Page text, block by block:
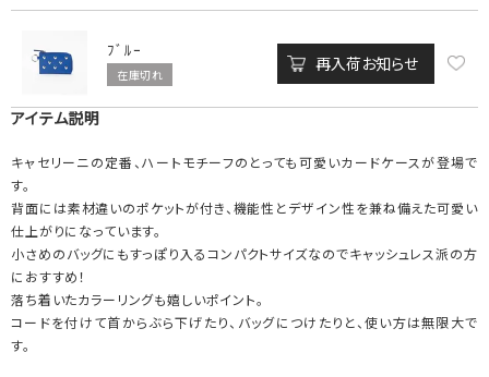
ﾌﾞﾙｰ
在庫切れ
再入荷お知らせ
アイテム説明
キャセリーニの定番、ハートモチーフのとっても可愛いカードケースが登場で
す。
背面には素材違いのポケットが付き、機能性とデザイン性を兼ね備えた可愛い
仕上がりになっています。
小さめのバッグにもすっぽり入るコンパクトサイズなのでキャッシュレス派の方
におすすめ！
落ち着いたカラーリングも嬉しいポイント。
コードを付けて首からぶら下げたり、バッグにつけたりと、使い方は無限大で
す。